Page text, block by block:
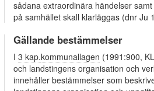
sådana extraordinära händelser
på samhället skall klarläggas (dnr Ju
Gällande bestämmelser
I 3 kap.kommunallagen (1991:900,
och landstingens organisation och
innehåller bestämmelser som